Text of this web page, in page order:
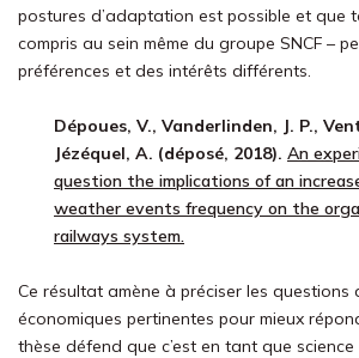
postures d’adaptation est possible et que
compris au sein même du groupe SNCF –
préférences et des intérêts différents.
Dépoues, V., Vanderlinden, J. P.,
Jézéquel, A. (déposé, 2018). An
question the implications of an
weather events frequency on the
railways system.
Ce résultat amène à préciser les questions
économiques pertinentes pour mieux
thèse défend que c’est en tant que